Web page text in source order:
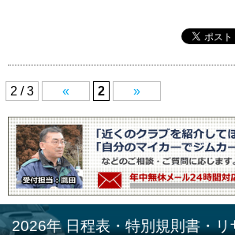
2 / 3 « 2 »
2026年 日程表・特別規則書・リ